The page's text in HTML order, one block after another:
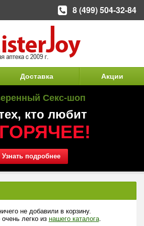
Доставка Акции
Секс-шоп
кто любит
Узнать подробнее
не добавили в корзину.
легко из нашего каталога.
8 (499) 504-32-84